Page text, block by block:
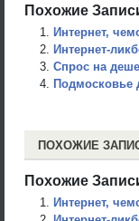
Похожие
Интернет,
Интернет-
Спрос на
Подмосковье
ПОХОЖИЕ
Похожие
Интернет,